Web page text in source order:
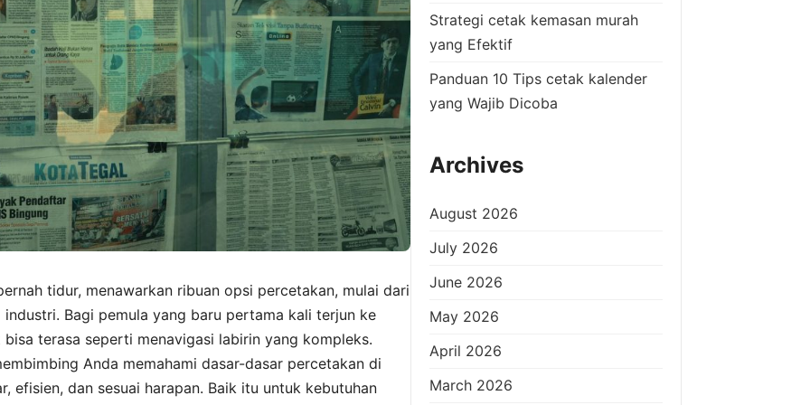
tidur, menawarkan ribuan opsi percetakan, mulai dari
Bagi pemula yang baru pertama kali terjun ke
terasa seperti menavigasi labirin yang kompleks.
Anda memahami dasar-dasar percetakan di
efisien, dan sesuai harapan. Baik itu untuk kebutuhan
Strategi cetak kemasan murah
yang Efektif
Panduan 10 Tips cetak kalender
yang Wajib Dicoba
Archives
August 2026
July 2026
June 2026
May 2026
April 2026
March 2026